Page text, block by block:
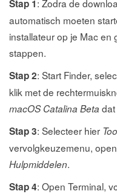
Stap 1: Zodra de
automatisch moeten
installateur op je Mac en
stappen.
Stap 2: Start Finder,
klik met de
macOS Catalina Beta
Stap 3: Selecteer hier
vervolgkeuzemenu,
Hulpmiddelen.
Stap 4: Open Terminal,